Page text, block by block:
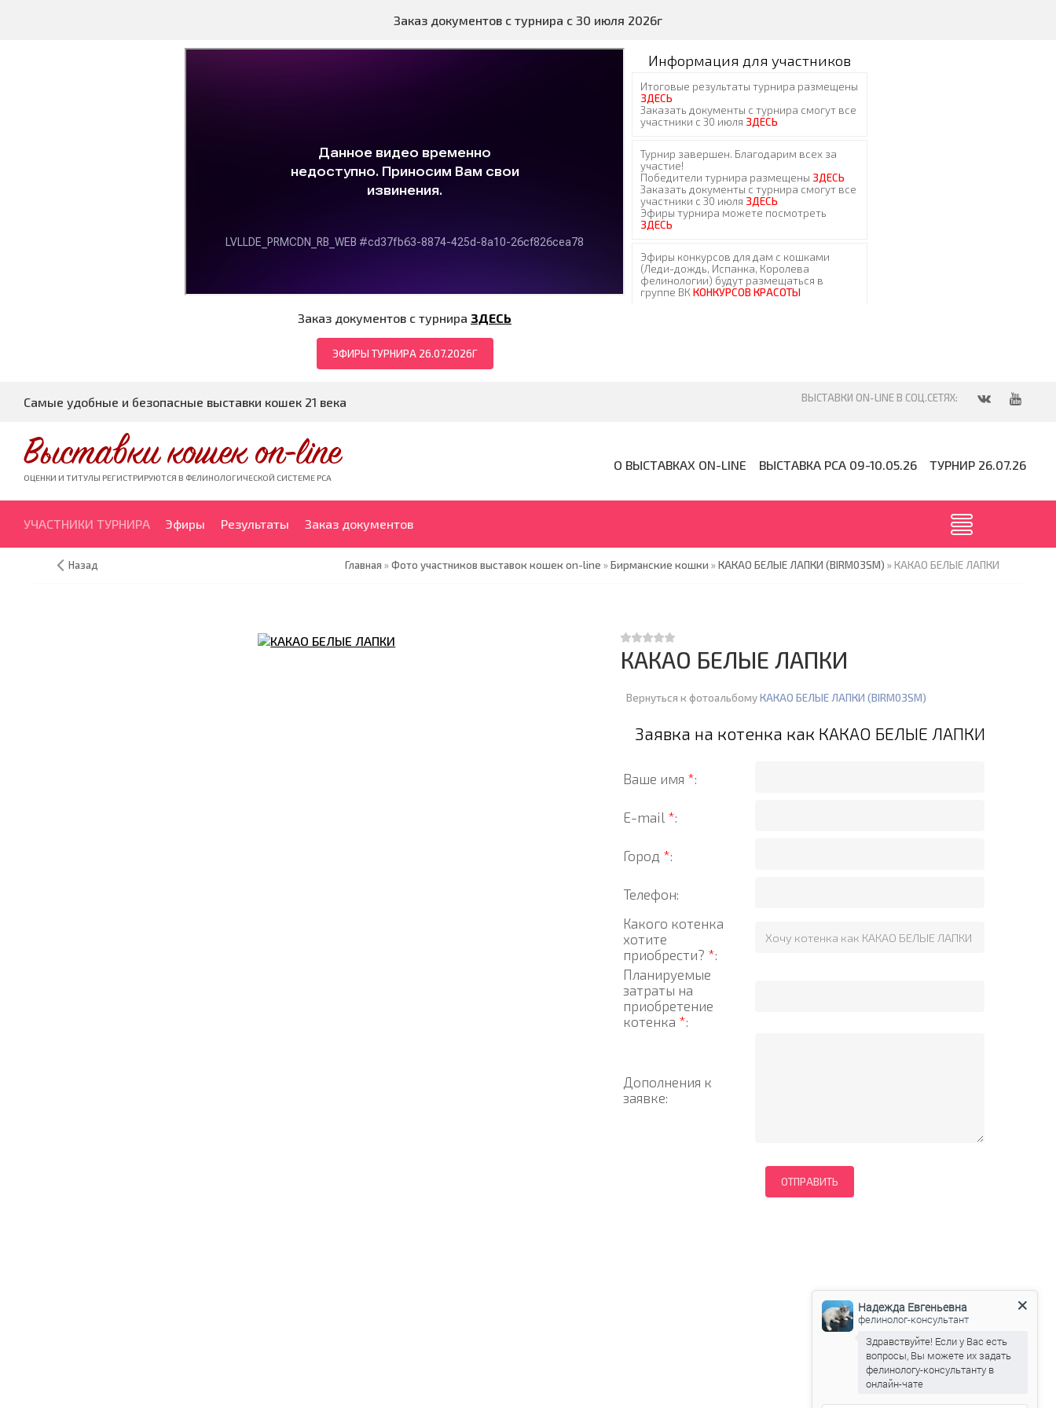
Заказ документов с турнира с 30 июля 2026г
Заказ документов с турнира ЗДЕСЬ
ЭФИРЫ ТУРНИРА 26.07.2026Г
Информация для участников
Самые удобные и безопасные выставки кошек 21 века
Выставки кошек on-line
ОЦЕНКИ И ТИТУЛЫ РЕГИСТРИРУЮТСЯ В ФЕЛИНОЛОГИЧЕСКОЙ СИСТЕМЕ PCA
О ВЫСТАВКАХ ON-LINE ВЫСТАВКА PCA 09-10.05.26 ТУРНИР 26.07.26
УЧАСТНИКИ ТУРНИРА Эфиры Результаты Заказ документов
Назад Главная »Фото участников выставок кошек on-line »Бирманские кошки »КАКАО БЕЛЫЕ ЛАПКИ (BIRM03SM) » КАКАО БЕЛЫЕ ЛАПКИ
КАКАО БЕЛЫЕ ЛАПКИ
Вернуться к фотоальбому КАКАО БЕЛЫЕ ЛАПКИ (BIRM03SM)
Заявка на котенка как КАКАО БЕЛЫЕ ЛАПКИ
Ваше имя *:
E-mail *:
Город *:
Телефон:
Какого котенка
хотите
приобрести? *:
Планируемые
затраты на
приобретение
котенка *:
Дополнения к
заявке:
Надежда Евгеньевна
фелинолог-консультант
Здравствуйте! Если у Вас есть
вопросы, Вы можете их задать
фелинологу-консультанту в
онлайн-чате